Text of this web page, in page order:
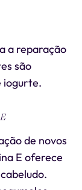
a reparação
são
iogurte.
de novos
E oferece